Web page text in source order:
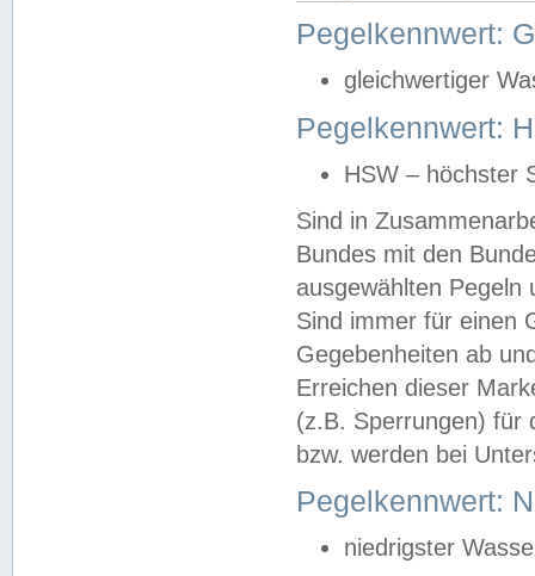
Pegelkennwert:
gleichwertiger
Pegelkennwert:
HSW – höchster
Sind in
Bundes mit den
ausgewählten
Sind immer für einen
Gegebenheiten ab
Erreichen dieser
(z.B. Sperrungen) für
bzw. werden bei
Pegelkennwert:
niedrigster